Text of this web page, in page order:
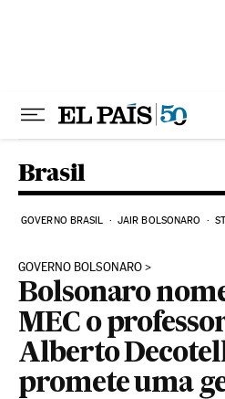
Brasil
GOVERNO BRASIL JAIR BOLSONARO
GOVERNO BOLSONARO
Bolsonaro
MEC o
Alberto
promete uma